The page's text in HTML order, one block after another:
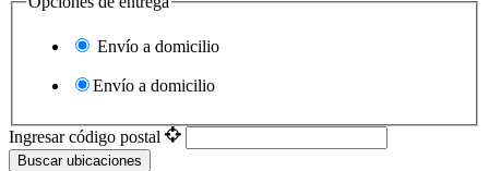
Envío a domicilio
Envío a domicilio
Ingresar código postal
Buscar ubicaciones